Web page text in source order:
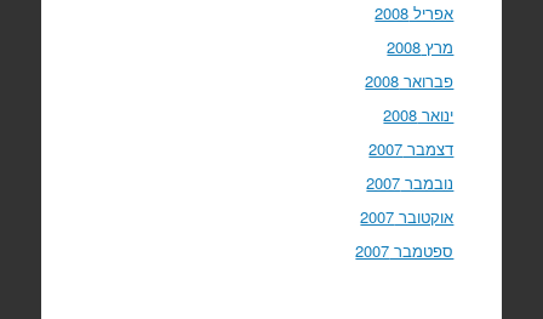
אפריל 2008
מרץ 2008
פברואר 2008
ינואר 2008
דצמבר 2007
נובמבר 2007
אוקטובר 2007
ספטמבר 2007